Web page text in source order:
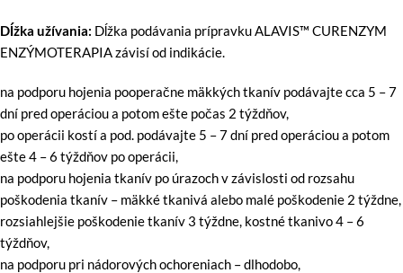
Dĺžka užívania: Dĺžka podávania prípravku ALAVIS™ CURENZYM
ENZÝMOTERAPIA závisí od indikácie.
na podporu hojenia pooperačne mäkkých tkanív podávajte cca 5 – 7
dní pred operáciou a potom ešte počas 2 týždňov,
po operácii kostí a pod. podávajte 5 – 7 dní pred operáciou a potom
ešte 4 – 6 týždňov po operácii,
na podporu hojenia tkanív po úrazoch v závislosti od rozsahu
poškodenia tkanív – mäkké tkanivá alebo malé poškodenie 2 týždne,
rozsiahlejšie poškodenie tkanív 3 týždne, kostné tkanivo 4 – 6
týždňov,
na podporu pri nádorových ochoreniach – dlhodobo,